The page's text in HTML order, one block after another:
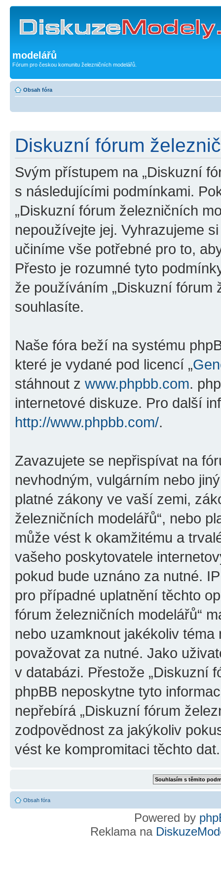
modelářů
Fórum pro českou komunitu železničních modelářů.
Obsah fóra
Diskuzní fórum
Svým přístupem na „Diskuzní
s následujícími podmínkami.
„Diskuzní fórum železničních
nepoužívejte jej. Vyhrazujeme
učiníme vše potřebné pro to,
Přesto je rozumné tyto
že používáním „Diskuzní fórum
souhlasíte.
Naše fóra beží na systému
které je vydané pod licencí „
stáhnout z www.phpbb.com.
internetové diskuze. Pro další
http://www.phpbb.com/.
Zavazujete se nepřispívat na
nevhodným, vulgárním nebo
platné zákony ve vaší zemi,
železničních modelářů“, nebo
může vést k okamžitému a
vašeho poskytovatele
pokud bude uznáno za nutné.
pro případné uplatnění těchto
fórum železničních modelářů“
nebo uzamknout jakékoliv
považovat za nutné. Jako
v databázi. Přestože „Diskuzní
phpBB neposkytne tyto
nepřebírá „Diskuzní fórum
zodpovědnost za jakýkoliv
vést ke kompromitaci těchto dat.
Obsah fóra
Powered by
Reklama na